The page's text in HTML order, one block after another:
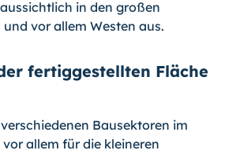
in den großen
vor allem Westen aus.
fertiggestellten Fläche
Bausektoren im
allem für die kleineren